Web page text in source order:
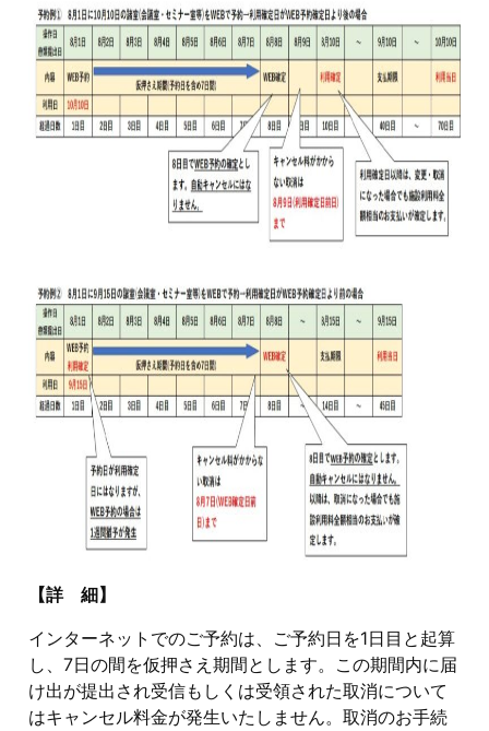
【詳 細】
インターネットでのご予約は、ご予約日を1日目と起算
し、7日の間を仮押さえ期間とします。この期間内に届
け出が提出され受信もしくは受領された取消について
はキャンセル料金が発生いたしません。取消のお手続